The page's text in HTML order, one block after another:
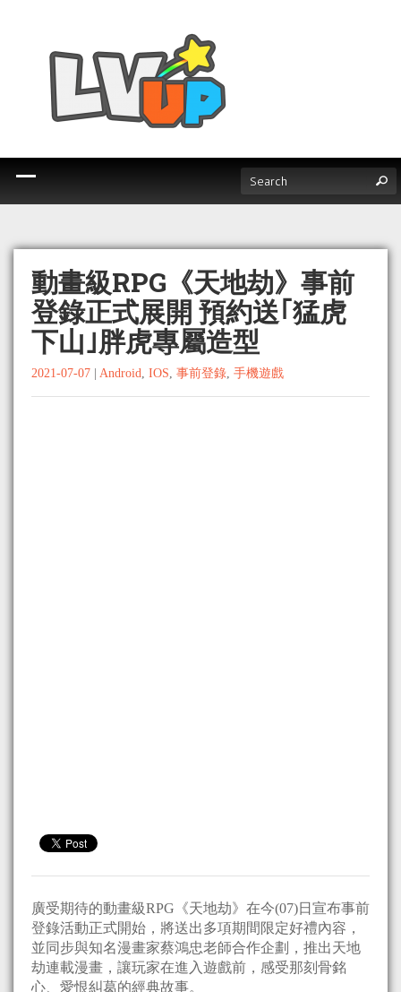
動畫級RPG《天地劫》事前
登錄正式展開 預約送｢猛虎
下山｣胖虎專屬造型
2021-07-07 Android, IOS, 事前登錄, 手機遊戲
廣受期待的動畫級RPG《天地劫》在今(07)日宣布事前
登錄活動正式開始，將送出多項期間限定好禮內容，
並同步與知名漫畫家蔡鴻忠老師合作企劃，推出天地
劫連載漫畫，讓玩家在進入遊戲前，感受那刻骨銘
心、愛恨糾葛的經典故事。